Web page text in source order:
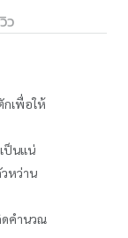
ว
กเพื่อให้
ป็นแน่
หว่าน
ดคำนวณ